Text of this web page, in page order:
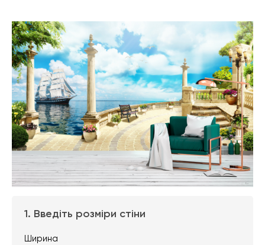
1. Введіть розміри стіни
Ширина